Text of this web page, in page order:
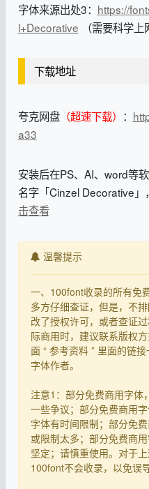
字体来源出处3： https://
l+Decorative （需要科学上
下载地址
夸克网盘（超速下载） ：
a33
安装后在PS、AI、word等
名字「Cinzel Decorative」
击查看
温馨提示
一、100font收录的所有免
多方仔细查证，但是，不
改了授权许可，或者查证
际商用时，建议联系版权
面 “ 参考资料 ” 里面的链
字体作者。
注意1：部分免费商用字体
一些争议；部分免费商用
字体有时间限制；部分免
或限制太多；部分免费商
坚定；请慎重使用。对于
100font不会收录，以免误导